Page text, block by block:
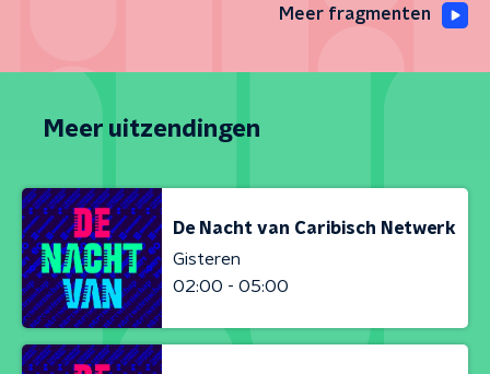
Meer fragmenten
Meer uitzendingen
De Nacht van Caribisch Netwerk
Gisteren
02:00 - 05:00